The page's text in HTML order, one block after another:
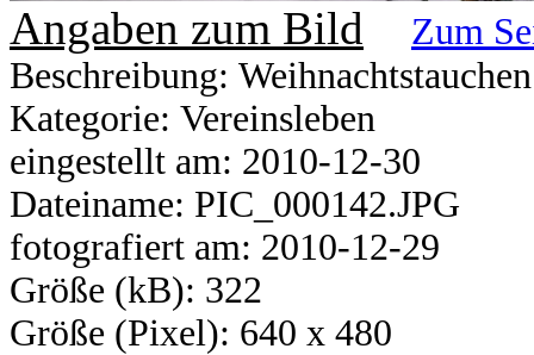
Angaben zum Bild
Zum
Beschreibung:
Kategorie: Vereinsleben
eingestellt am: 2010-12-30
Dateiname: PIC_000142.JPG
fotografiert am: 2010-12-29
Größe (kB): 322
Größe (Pixel): 640 x 480